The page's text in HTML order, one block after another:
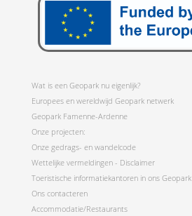
Wat is een Geopark nu eigenlijk?
Europees en wereldwijd Geopark netwerk
Geopark Famenne-Ardenne
Onze projecten:
Onze gedrags- en wandelcode
Wettelijke vermeldingen - Disclaimer
Toeristische informatiekantoren in ons Geopark
Ons contacteren
Accommodatie/Restaurants